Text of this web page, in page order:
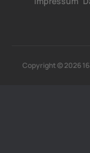
Copyright © 2026